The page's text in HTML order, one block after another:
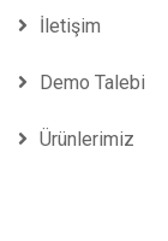
İletişim
Demo Talebi
Ürünlerimiz